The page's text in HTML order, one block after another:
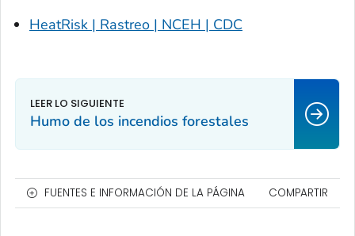
HeatRisk | Rastreo | NCEH | CDC
Humo de los incendios forestales
FUENTES E INFORMACIÓN DE LA PÁGINA COMPARTIR